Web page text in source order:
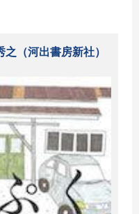
（河出書房新社）